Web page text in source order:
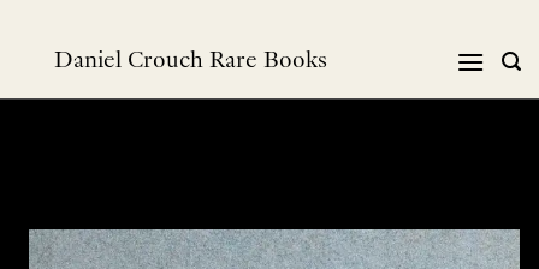
Daniel Crouch Rare Books